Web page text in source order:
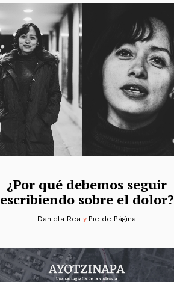
¿Por qué debemos seguir
escribiendo sobre el dolor?
Daniela Reay Pie de Página